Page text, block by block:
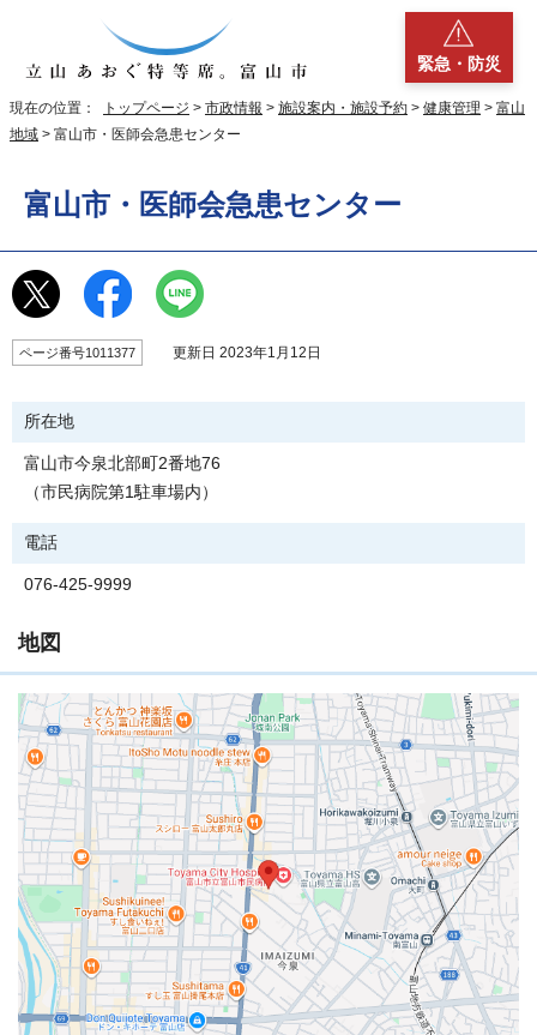
緊急・防災
現在の位置： トップページ > 市政情報 > 施設案内・施設予約 > 健康管理 > 富山
地域 > 富山市・医師会急患センター
富山市・医師会急患センター
ページ番号1011377 更新日 2023年1月12日
所在地
富山市今泉北部町2番地76
（市民病院第1駐車場内）
電話
076-425-9999
地図